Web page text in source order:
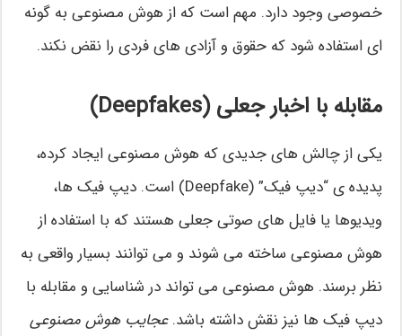
خصوصی وجود دارد. مهم است که از هوش مصنوعی به گونه
ای استفاده شود که حقوق و آزادی های فردی را نقض نکند.
مقابله با اخبار جعلی (Deepfakes)
یکی از چالش های جدیدی که هوش مصنوعی ایجاد کرده،
پدیده ی “دیپ فیک” (Deepfake) است. دیپ فیک ها،
ویدیوها یا فایل های صوتی جعلی هستند که با استفاده از
هوش مصنوعی ساخته می شوند و می توانند بسیار واقعی به
نظر برسند. هوش مصنوعی می تواند در شناسایی و مقابله با
دیپ فیک ها نیز نقش داشته باشد.عجایب هوش مصنوعی